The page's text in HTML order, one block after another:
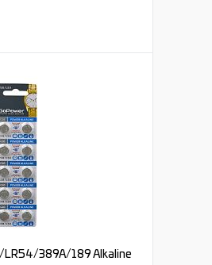
цену
LR54/389A/189 Alkaline